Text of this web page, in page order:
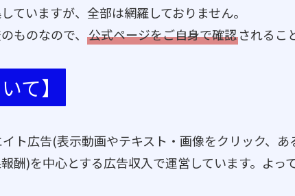
ていますが、全部は網羅しておりません。
ものなので、 公式ページをご自身で確認されるこ
て】
ト広告(表示動画やテキスト・画像をクリック、
酬)を中心とする広告収入で運営しています。よっ